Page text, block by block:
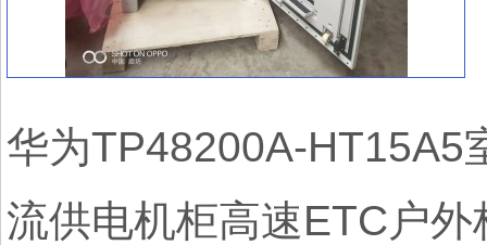
华为TP48200A-HT15A5
流供电机柜高速ETC户